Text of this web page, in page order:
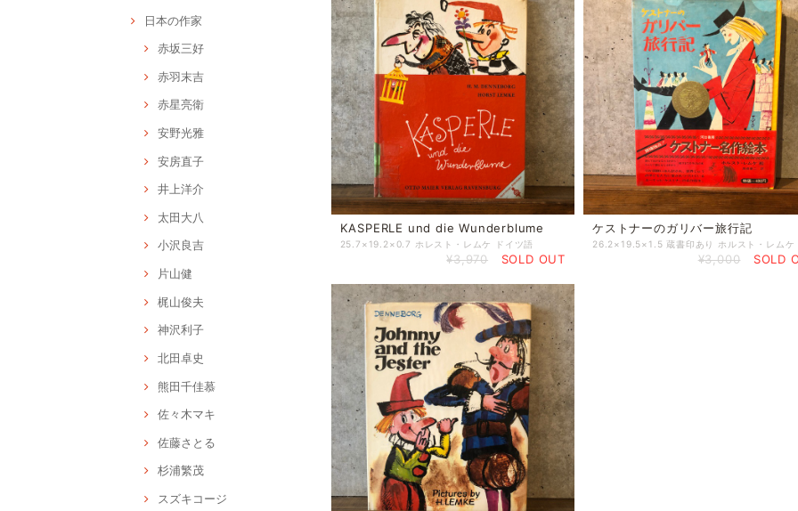
日本の作家
赤坂三好
赤羽末吉
赤星亮衛
安野光雅
安房直子
井上洋介
太田大八
小沢良吉
片山健
梶山俊夫
神沢利子
北田卓史
熊田千佳慕
佐々木マキ
佐藤さとる
杉浦繁茂
スズキコージ
KASPERLE und die Wunderblume
25.7×19.2×0.7 ホレスト・レムケ ドイツ語
¥3,970 SOLD OUT
ケストナーのガリバー旅行記
¥3,000 SOLD